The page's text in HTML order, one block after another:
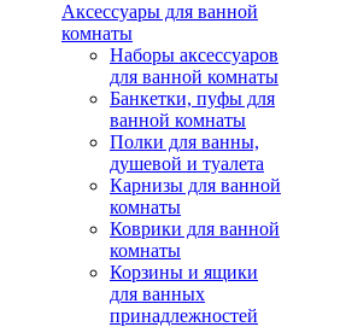
Аксессуары для ванной
комнаты
Наборы аксессуаров
для ванной комнаты
Банкетки, пуфы для
ванной комнаты
Полки для ванны,
душевой и туалета
Карнизы для ванной
комнаты
Коврики для ванной
комнаты
Корзины и ящики
для ванных
принадлежностей